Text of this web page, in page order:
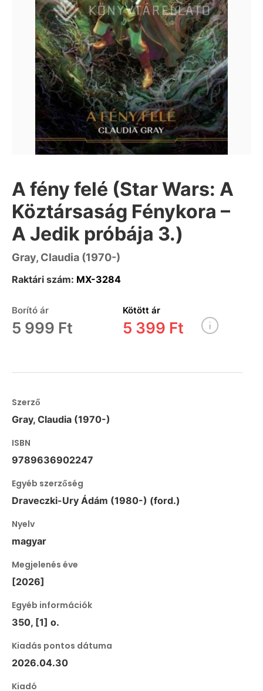
A fény felé (Star Wars: A
Köztársaság Fénykora –
A Jedik próbája 3.)
Gray, Claudia (1970-)
Raktári szám: MX-3284
Borító ár
5 999 Ft
Kötött ár
5 399 Ft
Szerző
Gray, Claudia (1970-)
ISBN
9789636902247
Egyéb szerzőség
Draveczki-Ury Ádám (1980-) (ford.)
Nyelv
magyar
Megjelenés éve
[2026]
Egyéb információk
350, [1] o.
Kiadás pontos dátuma
2026.04.30
Kiadó